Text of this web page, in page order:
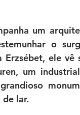
um
o
ele
um
lar.